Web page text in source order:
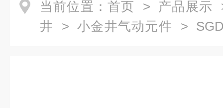
当前位置： 首页 > 产品展示
井 > 小金井气动元件 >